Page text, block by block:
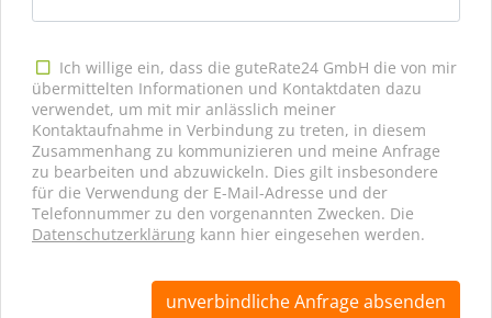
Ich willige ein, dass die guteRate24 GmbH die von mir
übermittelten Informationen und Kontaktdaten dazu
verwendet, um mit mir anlässlich meiner
Kontaktaufnahme in Verbindung zu treten, in diesem
Zusammenhang zu kommunizieren und meine Anfrage
zu bearbeiten und abzuwickeln. Dies gilt insbesondere
für die Verwendung der E-Mail-Adresse und der
Telefonnummer zu den vorgenannten Zwecken. Die
Datenschutzerklärung kann hier eingesehen werden.
unverbindliche Anfrage absenden